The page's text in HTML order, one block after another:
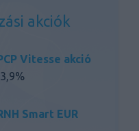
akciók
Vitesse akció
Smart EUR